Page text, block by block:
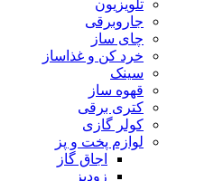
تلویزیون
جاروبرقی
چای ساز
خرد کن و غذاساز
سینک
قهوه ساز
کتری برقی
کولر گازی
لوازم پخت و پز
اجاق گاز
زودپز